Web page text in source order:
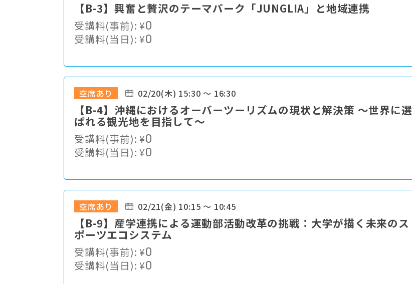
【B-3】興奮と贅沢のテーマパーク「JUNGLIA」と地域連携
受講料(事前):¥0
受講料(当日):¥0
空席あり 02/20(木) 15:30 ～ 16:30
【B-4】沖縄におけるオーバーツーリズムの現状と解決策 ～世界に選
ばれる観光地を目指して～
受講料(事前):¥0
受講料(当日):¥0
空席あり 02/21(金) 10:15 ～ 10:45
【B-9】産学連携による運動部活動改革の挑戦：大学が描く未来のス
ポーツエコシステム
受講料(事前):¥0
受講料(当日):¥0